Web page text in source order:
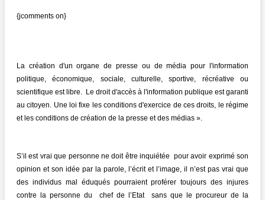
{jcomments on}
La création d'un organe de presse ou de média pour l'information
politique, économique, sociale, culturelle, sportive, récréative ou
scientifique est libre. Le droit d'accès à l'information publique est garanti
au citoyen. Une loi fixe les conditions d'exercice de ces droits, le régime
et les conditions de création de la presse et des médias ».
S’il est vrai que personne ne doit être inquiétée pour avoir exprimé son
opinion et son idée par la parole, l’écrit et l’image, il n’est pas vrai que
des individus mal éduqués pourraient proférer toujours des injures
contre la personne du chef de l’Etat sans que le procureur de la